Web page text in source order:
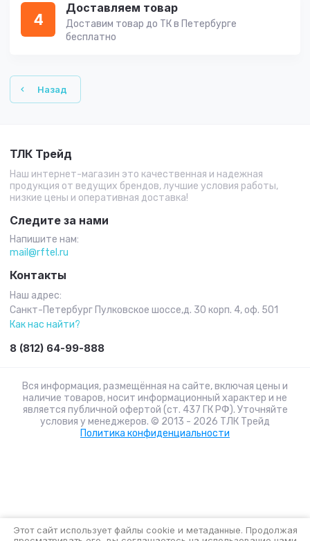
4
Доставляем товар
Доставим товар до ТК в Петербурге
бесплатно
Назад
ТЛК Трейд
Наш интернет-магазин это качественная и надежная
продукция от ведущих брендов, лучшие условия работы,
низкие цены и оперативная доставка!
Следите за нами
Напишите нам:
mail@rftel.ru
Контакты
Наш адрес:
Санкт-Петербург Пулковское шоссе,д. 30 корп. 4, оф. 501
Как нас найти?
8 (812) 64-99-888
Вся информация, размещённая на сайте, включая цены и
наличие товаров, носит информационный характер и не
является публичной офертой (ст. 437 ГК РФ). Уточняйте
условия у менеджеров. © 2013 - 2026 ТЛК Трейд
Политика конфиденциальности
Этот сайт использует файлы cookie и метаданные. Продолжая